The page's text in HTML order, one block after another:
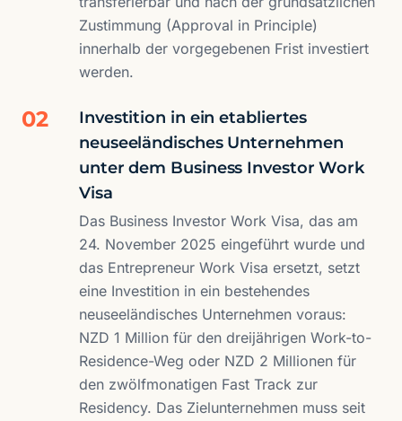
Zustimmung (Approval in Principle)
innerhalb der vorgegebenen Frist investiert
werden.
02
Investition in ein etabliertes
neuseeländisches Unternehmen
unter dem Business Investor Work
Visa
Das Business Investor Work Visa, das am
24. November 2025 eingeführt wurde und
das Entrepreneur Work Visa ersetzt, setzt
eine Investition in ein bestehendes
neuseeländisches Unternehmen voraus:
NZD 1 Million für den dreijährigen Work-to-
Residence-Weg oder NZD 2 Millionen für
den zwölfmonatigen Fast Track zur
Residency. Das Zielunternehmen muss seit